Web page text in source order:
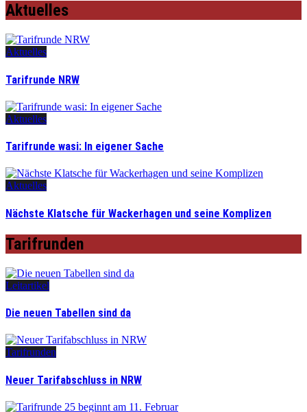
Aktuelles
Aktuelles
Tarifrunde NRW
Aktuelles
Tarifrunde wasi: In eigener Sache
Aktuelles
Nächste Klatsche für Wackerhagen und seine Komplizen
Tarifrunden
Leitartikel
Die neuen Tabellen sind da
Tarifrunden
Neuer Tarifabschluss in NRW